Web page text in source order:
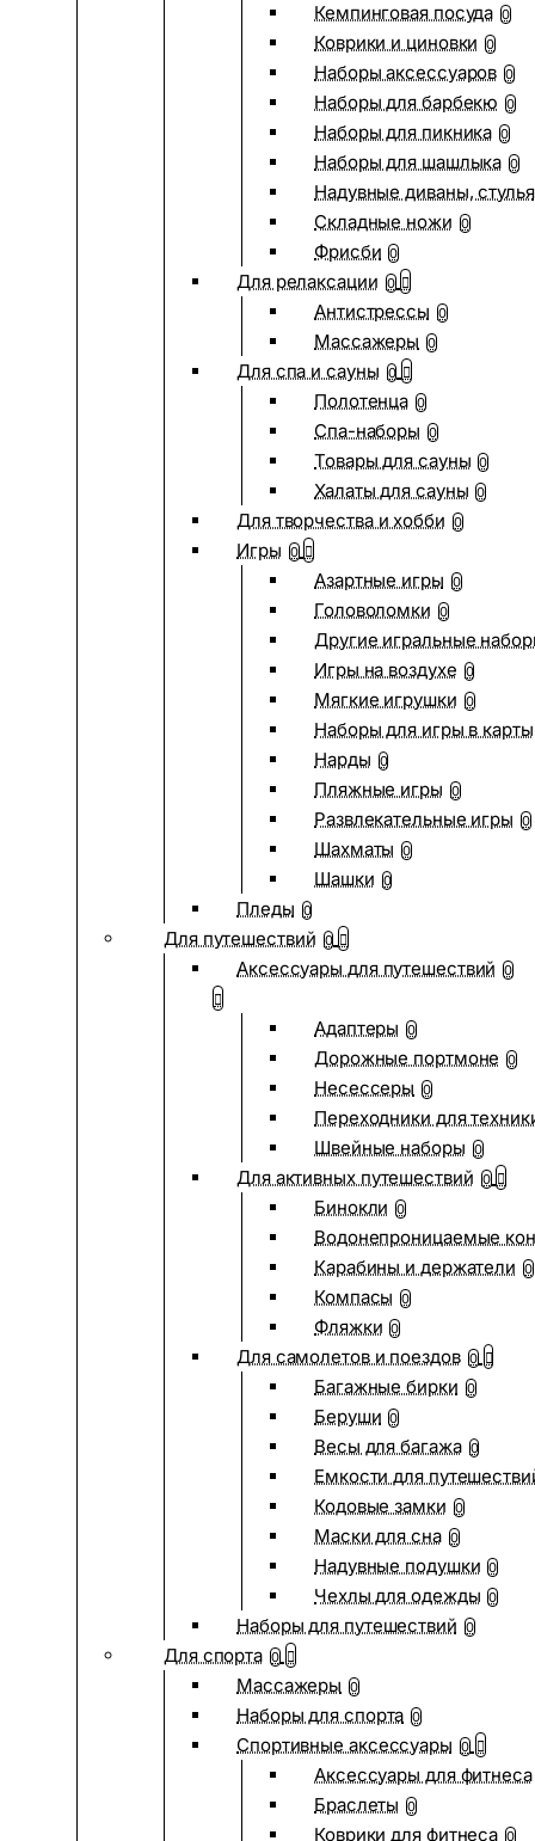
Кемпинговая посуда 0
Коврики и циновки 0
Наборы аксессуаров 0
Наборы для барбекю 0
Наборы для пикника 0
Наборы для шашлыка 0
Надувные диваны, стулья
Складные ножи 0
Фрисби 0
Для релаксации 0
Антистрессы 0
Массажеры 0
Для спа и сауны 0
Полотенца 0
Спа-наборы 0
Товары для сауны 0
Халаты для сауны 0
Для творчества и хобби 0
Игры 0
Азартные игры 0
Головоломки 0
Другие игральные
Игры на воздухе 0
Мягкие игрушки 0
Наборы для игры в карты
Нарды 0
Пляжные игры 0
Развлекательные игры 0
Шахматы 0
Шашки 0
Пледы 0
Для путешествий 0
Аксессуары для путешествий 0
Адаптеры 0
Дорожные портмоне 0
Несессеры 0
Переходники для
Швейные наборы 0
Для активных путешествий 0
Бинокли 0
Водонепроницаемые
Карабины и держатели 0
Компасы 0
Фляжки 0
Для самолетов и поездов 0
Багажные бирки 0
Беруши 0
Весы для багажа 0
Емкости для
Кодовые замки 0
Маски для сна 0
Надувные подушки 0
Чехлы для одежды 0
Наборы для путешествий 0
Для спорта 0
Массажеры 0
Наборы для спорта 0
Спортивные аксессуары 0
Аксессуары для фитнеса
Браслеты 0
Коврики для фитнеса 0